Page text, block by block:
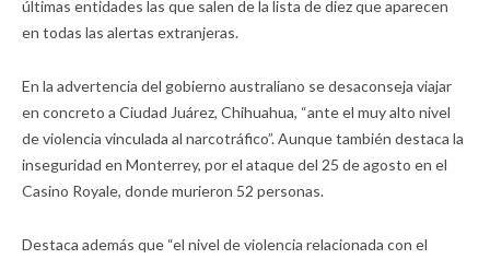
últimas entidades las que salen de la lista de diez que aparecen
en todas las alertas extranjeras.
En la advertencia del gobierno australiano se desaconseja viajar
en concreto a Ciudad Juárez, Chihuahua, “ante el muy alto nivel
de violencia vinculada al narcotráfico”. Aunque también destaca la
inseguridad en Monterrey, por el ataque del 25 de agosto en el
Casino Royale, donde murieron 52 personas.
Destaca además que “el nivel de violencia relacionada con el